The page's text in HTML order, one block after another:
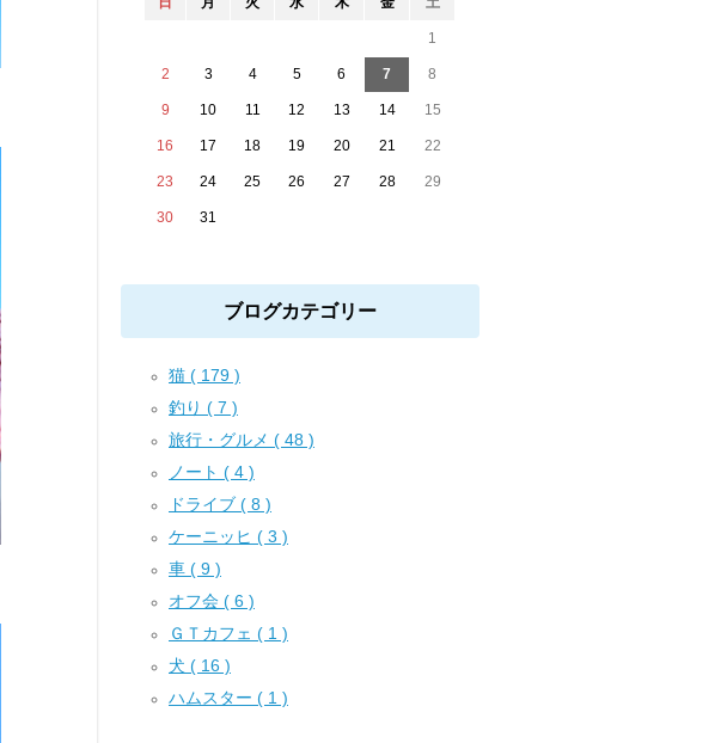
1
2 3 4 5 6 7 8
9 10 11 12 13 14 15
16 17 18 19 20 21 22
23 24 25 26 27 28 29
30 31
ブログカテゴリー
猫 ( 179 )
釣り ( 7 )
旅行・グルメ ( 48 )
ノート ( 4 )
ドライブ ( 8 )
ケーニッヒ ( 3 )
車 ( 9 )
オフ会 ( 6 )
ＧＴカフェ ( 1 )
犬 ( 16 )
ハムスター ( 1 )